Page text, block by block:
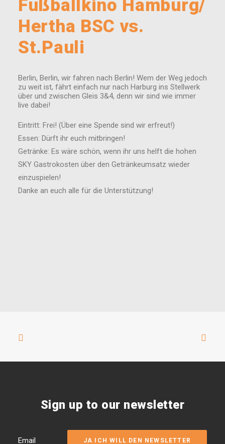
Fußballkino Hamburg/
Hertha BSC vs.
St.Pauli
Berlin, Berlin, wir fahren nach Berlin! Wem der Weg jedoch
zu weit ist, fährt einfach nur nach Harburg ins Stellwerk
über und zwischen Gleis 3&4, denn wir sind wie immer
live dabei!
Eintritt: Frei! (Über eine Spende sind wir erfreut!)
Essen: Dürft ihr euch mitbringen!
Getränke: Es wäre schön, wenn ihr uns helft die hohen
SKY Gastrokosten über den Getränkeumsatz wieder
einzuspielen!
Danke an euch alle für die Unterstützung!
Sign up to our newsletter